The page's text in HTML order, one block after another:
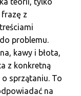
frazę z
problemu.
kawy i błota,
z konkretną
sprzątaniu. To
na